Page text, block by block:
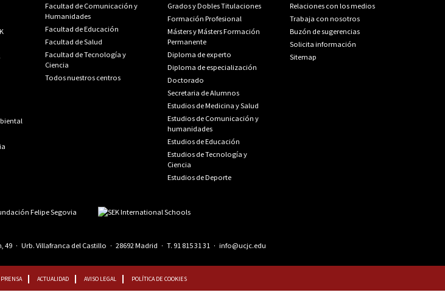
Facultad de Comunicación y
Humanidades
Facultad de Educación
Facultad de Salud
Facultad de Tecnología y
Ciencia
Todos nuestros centros
Grados y Dobles Titulaciones
Formación Profesional
Másters y Másters Formación
Permanente
Diploma de experto
Diploma de especialización
Doctorado
Secretaria de Alumnos
Estudios de Medicina y Salud
Estudios de Comunicación y
humanidades
Estudios de Educación
Estudios de Tecnología y
Ciencia
Estudios de Deporte
Relaciones con los medios
Trabaja con nosotros
Buzón de sugerencias
Solicita información
Sitemap
· Urb. Villafranca del Castillo · 28692 Madrid · T. 91 815 31 31 · info@ucjc.edu
PRENSA ACTUALIDAD AVISO LEGAL POLÍTICA DE COOKIES